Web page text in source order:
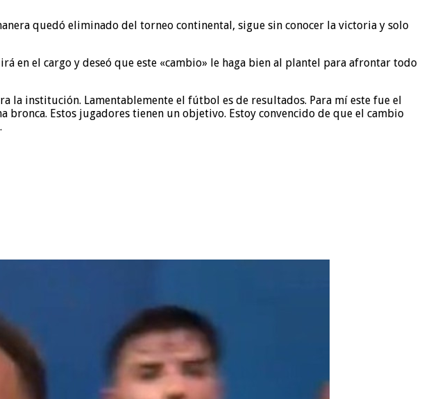
quedó eliminado del torneo continental, sigue sin conocer la victoria y solo
en el cargo y deseó que este «cambio» le haga bien al plantel para afrontar todo
la institución. Lamentablemente el fútbol es de resultados. Para mí este fue el
Estos jugadores tienen un objetivo. Estoy convencido de que el cambio